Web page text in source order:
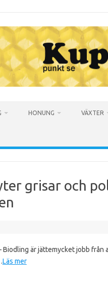
HONUNG VÄXTER
grisar och
Biodling är jättemycket jobb från
Läs mer